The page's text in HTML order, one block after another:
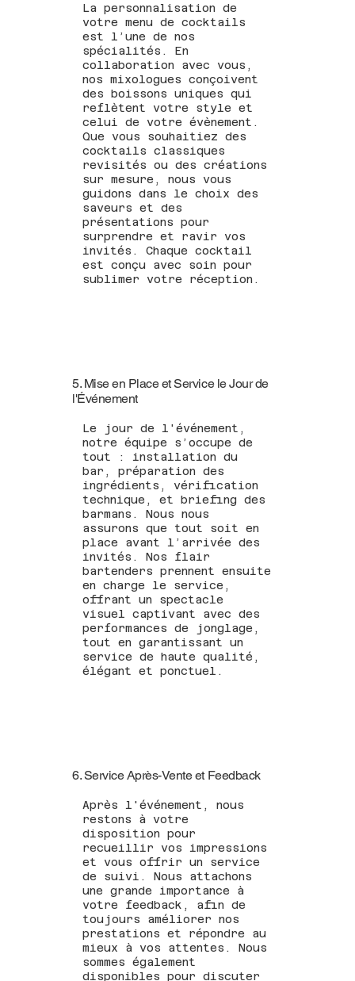
La personnalisation de
votre menu de cocktails
est l’une de nos
spécialités. En
collaboration avec vous,
nos mixologues conçoivent
des boissons uniques qui
reflètent votre style et
celui de votre évènement.
Que vous souhaitiez des
cocktails classiques
revisités ou des créations
sur mesure, nous vous
guidons dans le choix des
saveurs et des
présentations pour
surprendre et ravir vos
invités. Chaque cocktail
est conçu avec soin pour
sublimer votre réception.
5. Mise en Place et Service le Jour de
l'Événement
Le jour de l'événement,
notre équipe s’occupe de
tout : installation du
bar, préparation des
ingrédients, vérification
technique, et briefing des
barmans. Nous nous
assurons que tout soit en
place avant l’arrivée des
invités. Nos flair
bartenders prennent ensuite
en charge le service,
offrant un spectacle
visuel captivant avec des
performances de jonglage,
tout en garantissant un
service de haute qualité,
élégant et ponctuel.
6. Service Après-Vente et Feedback
Après l'événement, nous
restons à votre
disposition pour
recueillir vos impressions
et vous offrir un service
de suivi. Nous attachons
une grande importance à
votre feedback, afin de
toujours améliorer nos
prestations et répondre au
mieux à vos attentes. Nous
sommes également
disponibles pour discuter